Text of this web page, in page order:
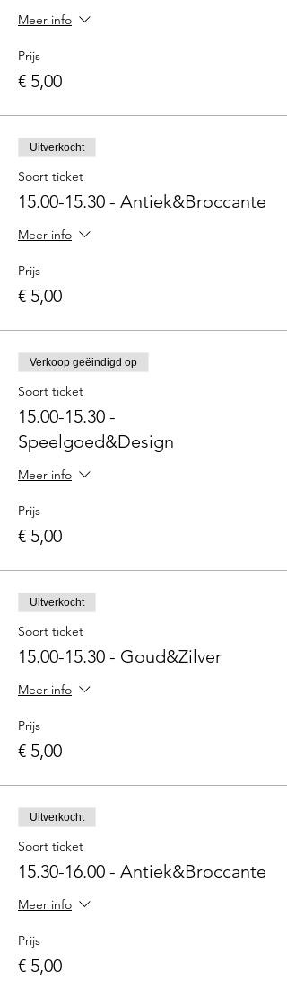
Meer info
Prijs
€ 5,00
Uitverkocht
Soort ticket
15.00-15.30 - Antiek&Broccante
Meer info
Prijs
€ 5,00
Verkoop geëindigd op
Soort ticket
15.00-15.30 -
Speelgoed&Design
Meer info
Prijs
€ 5,00
Uitverkocht
Soort ticket
15.00-15.30 - Goud&Zilver
Meer info
Prijs
€ 5,00
Uitverkocht
Soort ticket
15.30-16.00 - Antiek&Broccante
Meer info
Prijs
€ 5,00